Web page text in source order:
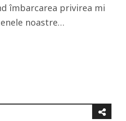
îmbarcarea privirea mi
noastre…